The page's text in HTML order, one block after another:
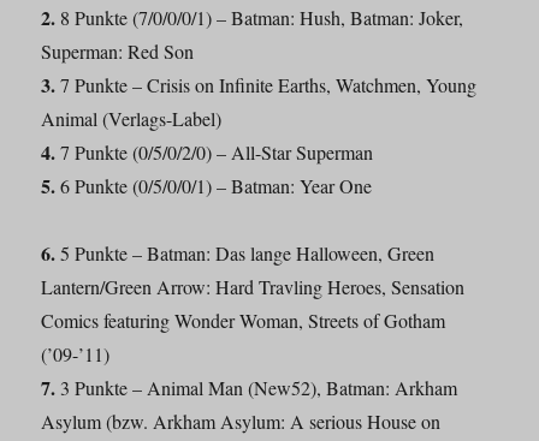
2. 8 Punkte (7/0/0/0/1) – Batman: Hush, Batman: Joker,
Superman: Red Son
3.7 Punkte – Crisis on Infinite Earths, Watchmen, Young
Animal (Verlags-Label)
4.7 Punkte (0/5/0/2/0) – All-Star Superman
5.6 Punkte (0/5/0/0/1) – Batman: Year One
6.5 Punkte – Batman: Das lange Halloween, Green
Lantern/Green Arrow: Hard Travling Heroes, Sensation
Comics featuring Wonder Woman, Streets of Gotham
(’09-’11)
7. 3 Punkte – Animal Man (New52), Batman: Arkham
Asylum (bzw. Arkham Asylum: A serious House on